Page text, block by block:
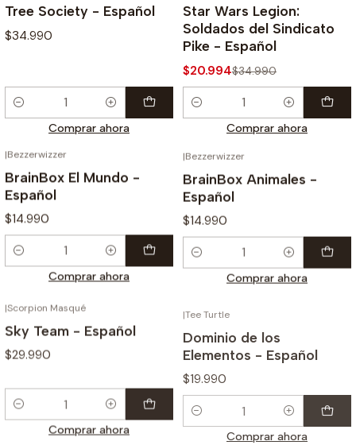
Tree Society - Español
$34.990
Cantidad
Comprar ahora
-40%
Star Wars Legion:
Soldados del Sindicato
Pike - Español
$20.994$34.990
Cantidad
Comprar ahora
|Bezzerwizzer
BrainBox El Mundo -
Español
$14.990
Cantidad
Comprar ahora
|Bezzerwizzer
BrainBox Animales -
Español
$14.990
Cantidad
Comprar ahora
|Scorpion Masqué
Sky Team - Español
$29.990
Cantidad
Comprar ahora
Dominio de los
Elementos - Español
Cantidad
Comprar ahora